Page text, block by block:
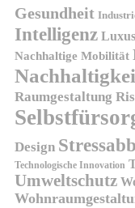
Gesundheit
Intelligenz
Nachhaltige Mobilität
Raumgestaltung
Design
Technologische Innovation
Umweltschutz